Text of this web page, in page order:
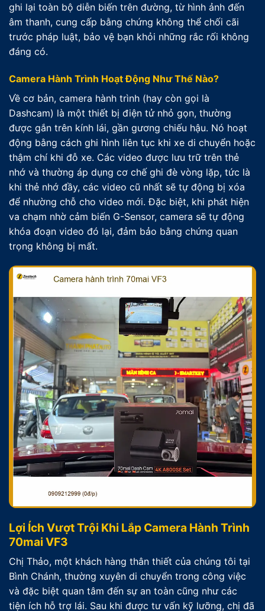
ghi lại toàn bộ diễn biến trên đường, từ hình ảnh đến
âm thanh, cung cấp bằng chứng không thể chối cãi
trước pháp luật, bảo vệ bạn khỏi những rắc rối không
đáng có.
Camera Hành Trình Hoạt Động Như Thế Nào?
Về cơ bản, camera hành trình (hay còn gọi là
Dashcam) là một thiết bị điện tử nhỏ gọn, thường
được gắn trên kính lái, gần gương chiếu hậu. Nó hoạt
động bằng cách ghi hình liên tục khi xe di chuyển hoặc
thậm chí khi đỗ xe. Các video được lưu trữ trên thẻ
nhớ và thường áp dụng cơ chế ghi đè vòng lặp, tức là
khi thẻ nhớ đầy, các video cũ nhất sẽ tự động bị xóa
để nhường chỗ cho video mới. Đặc biệt, khi phát hiện
va chạm nhờ cảm biến G-Sensor, camera sẽ tự động
khóa đoạn video đó lại, đảm bảo bằng chứng quan
trọng không bị mất.
Lợi Ích Vượt Trội Khi Lắp Camera Hành Trình
70mai VF3
Chị Thảo, một khách hàng thân thiết của chúng tôi tại
Bình Chánh, thường xuyên di chuyển trong công việc
và đặc biệt quan tâm đến sự an toàn cũng như các
tiện ích hỗ trợ lái. Sau khi được tư vấn kỹ lưỡng, chị đã